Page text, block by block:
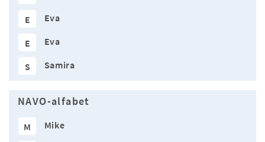
E Eva
E Eva
S Samira
NAVO-alfabet
M Mike